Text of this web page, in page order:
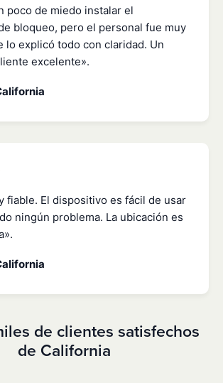
poco de miedo instalar el
bloqueo, pero el personal fue muy
lo explicó todo con claridad. Un
excelente».
fiable. El dispositivo es fácil de usar
ningún problema. La ubicación es
de clientes satisfechos
de California